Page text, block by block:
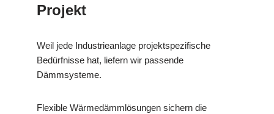
Projekt
Weil jede Industrieanlage projektspezifische
Bedürfnisse hat, liefern wir passende
Dämmsysteme.
Flexible Wärmedämmlösungen sichern die